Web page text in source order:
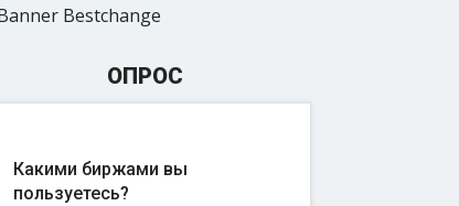
ОПРОС
Какими биржами вы
пользуетесь?